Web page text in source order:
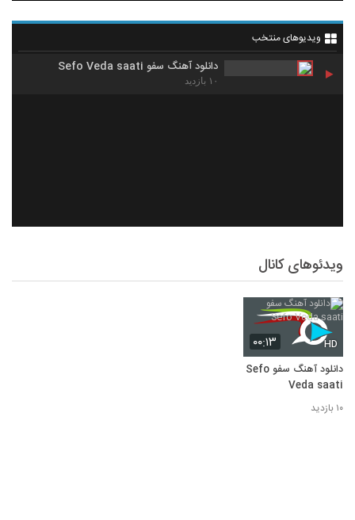
ویدیوهای منتخب
دانلود آهنگ سفو Sefo Veda saati
۱۰ بازدید
ویدئوهای کانال
۰۰:۱۳ HD
دانلود آهنگ سفو Sefo
Veda saati
۱۰ بازدید